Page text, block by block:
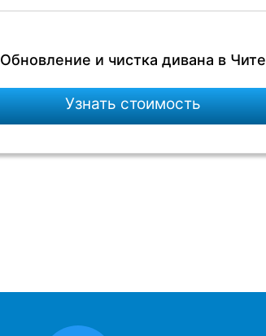
Обновление и чистка дивана в Чите
Узнать стоимость